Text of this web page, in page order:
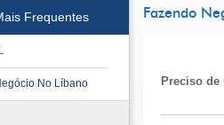
Frequentes
No Líbano
Fazendo
Preciso